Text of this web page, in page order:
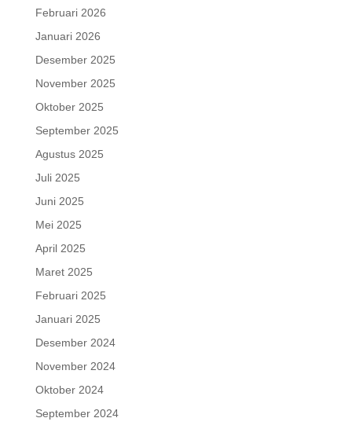
Februari 2026
Januari 2026
Desember 2025
November 2025
Oktober 2025
September 2025
Agustus 2025
Juli 2025
Juni 2025
Mei 2025
April 2025
Maret 2025
Februari 2025
Januari 2025
Desember 2024
November 2024
Oktober 2024
September 2024